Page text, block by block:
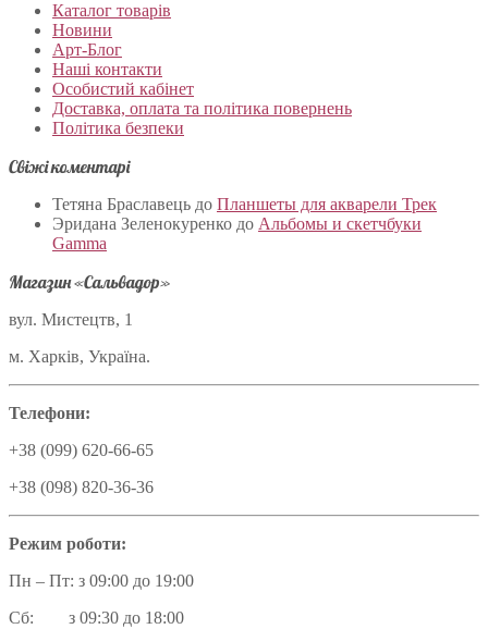
Каталог товарів
Новини
Арт-Блог
Наші контакти
Особистий кабінет
Доставка, оплата та політика повернень
Політика безпеки
Свіжі коментарі
Тетяна Браславець до Планшеты для акварели Трек
Эридана Зеленокуренко до Альбомы и скетчбуки
Gamma
Магазин «Сальвадор»
вул. Мистецтв, 1
м. Харків, Україна.
Телефони:
+38 (099) 620-66-65
+38 (098) 820-36-36
Режим роботи:
Пн – Пт: з 09:00 до 19:00
Сб: з 09:30 до 18:00